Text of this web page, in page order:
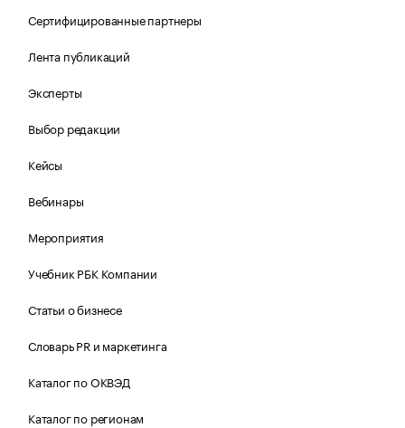
Сертифицированные партнеры
Лента публикаций
Эксперты
Выбор редакции
Кейсы
Вебинары
Мероприятия
Учебник РБК Компании
Статьи о бизнесе
Словарь PR и маркетинга
Каталог по ОКВЭД
Каталог по регионам